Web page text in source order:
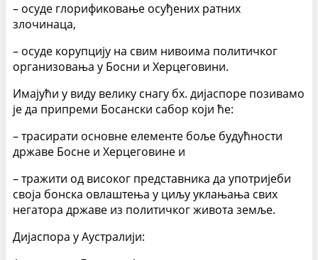
– осуде глорификовање осуђених ратних
злочинаца,
– осуде корупцију на свим нивоима политичког
организовања у Босни и Херцеговини.
Имајући у виду велику снагу бх. дијаспоре позивамо
је да припреми Босански сабор који ће:
– трасирати основне елементе боље будућности
државе Босне и Херцеговине и
– тражити од високог представника да употријеби
своја бонска овлаштења у циљу уклањања свих
негатора државе из политичког живота земље.
Дијаспора у Аустралији: